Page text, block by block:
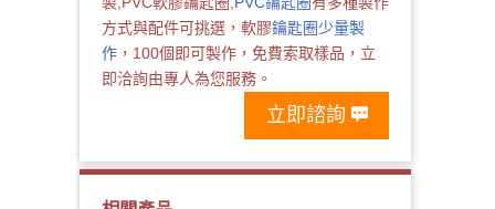
方式與配件可挑選，軟膠鑰匙圈少量製
作 ，100個即可製作，免費索取樣品，立
即洽詢由專人為您服務。
立即諮詢